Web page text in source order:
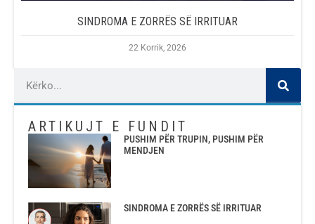
SINDROMA E ZORRËS SË IRRITUAR
22 Korrik, 2026
ARTIKUJT E FUNDIT
PUSHIM PËR TRUPIN, PUSHIM PËR
MENDJEN
SINDROMA E ZORRËS SË IRRITUAR